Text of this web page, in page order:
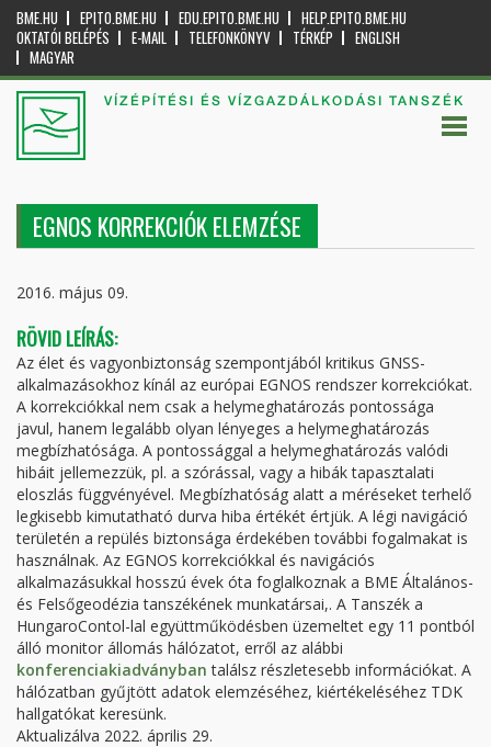
BME.HU EPITO.BME.HU EDU.EPITO.BME.HU
HELP.EPITO.BME.HU
OKTATÓI BELÉPÉS
E-MAIL TELEFONKÖNYV TÉRKÉP
ENGLISH
MAGYAR
VÍZÉPÍTÉSI ÉS VÍZGAZDÁLKODÁSI TANSZÉK
EGNOS KORREKCIÓK ELEMZÉSE
2016. május 09.
RÖVID LEÍRÁS:
Az élet és vagyonbiztonság szempontjából kritikus GNSS-
alkalmazásokhoz kínál az európai EGNOS rendszer korrekciókat.
A korrekciókkal nem csak a helymeghatározás pontossága
javul, hanem legalább olyan lényeges a helymeghatározás
megbízhatósága. A pontossággal a helymeghatározás valódi
hibáit jellemezzük, pl. a szórással, vagy a hibák tapasztalati
eloszlás függvényével. Megbízhatóság alatt a méréseket terhelő
legkisebb kimutatható durva hiba értékét értjük. A légi navigáció
területén a repülés biztonsága érdekében további fogalmakat is
használnak. Az EGNOS korrekciókkal és navigációs
alkalmazásukkal hosszú évek óta foglalkoznak a BME Általános-
és Felsőgeodézia tanszékének munkatársai,. A Tanszék a
HungaroContol-lal együttműködésben üzemeltet egy 11 pontból
álló monitor állomás hálózatot, erről az alábbi
konferenciakiadványbantalálsz részletesebb információkat. A
hálózatban gyűjtött adatok elemzéséhez, kiértékeléséhez TDK
hallgatókat keresünk.
Aktualizálva 2022. április 29.